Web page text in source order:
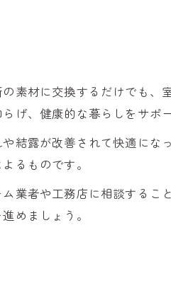
素材に交換するだけでも、
げ、健康的な暮らしをサポー
結露が改善されて快適にな
るものです。
業者や工務店に相談するこ
めましょう。